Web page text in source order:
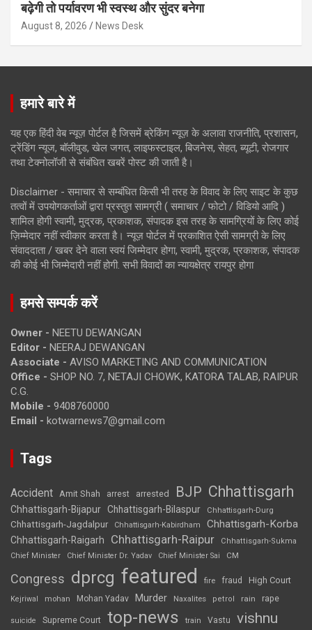
बढ़ेगी तो पर्यावरण भी स्वस्थ और सुंदर बनेगा
August 8, 2026 News Desk
हमारे बारे में
यह एक हिंदी वेब न्यूज़ पोर्टल है जिसमें ब्रेकिंग न्यूज़ के अलावा राजनीति, प्रशासन,
ट्रेंडिंग न्यूज, बॉलीवुड, खेल जगत, लाइफस्टाइल, बिजनेस, सेहत, ब्यूटी, रोजगार
तथा टेक्नोलॉजी से संबंधित खबरें पोस्ट की जाती है।
Disclaimer - समाचार से सम्बंधित किसी भी तरह के विवाद के लिए साइट के कुछ
तत्वों में उपयोगकर्ताओं द्वारा प्रस्तुत सामग्री ( समाचार / फोटो / विडियो आदि )
शामिल होगी स्वामी, मुद्रक, प्रकाशक, संपादक इस तरह के सामग्रियों के लिए कोई
ज़िम्मेदार नहीं स्वीकार करता है। न्यूज़ पोर्टल में प्रकाशित ऐसी सामग्री के लिए
संवाददाता / खबर देने वाला स्वयं जिम्मेदार होगा, स्वामी, मुद्रक, प्रकाशक, संपादक
की कोई भी जिम्मेदारी नहीं होगी. सभी विवादों का न्यायक्षेत्र रायपुर होगा
हमसे सम्पर्क करें
Owner - NEETU DEWANGAN
Editor - NEERAJ DEWANGAN
Associate - AVISO MARKETING AND COMMUNICATION
Office - SHOP NO. 7, NETAJI CHOWK, KATORA TALAB, RAIPUR
C.G.
Mobile - 9408760000
Email - kotwarnews7@gmail.com
Tags
Accident Amit Shah arrest arrested BJP Chhattisgarh
Chhattisgarh-Bijapur Chhattisgarh-Bilaspur Chhattisgarh-Durg
Chhattisgarh-Jagdalpur Chhattisgarh-Kabirdham Chhattisgarh-Korba
Chhattisgarh-Raigarh Chhattisgarh-Raipur
Chhattisgarh-Sukma
Chief Minister
Chief Minister Dr. Yadav Chief Minister Sai CM
Congress dprcg featured fire fraud High Court
Kejriwal mohan Mohan Yadav Murder Naxalites petrol rain rape
suicide Supreme Court top-news train Vastu vishnu